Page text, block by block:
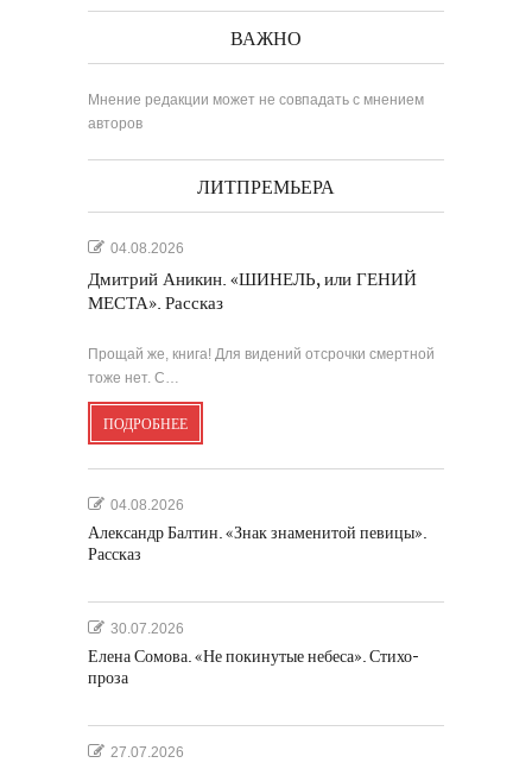
ВАЖНО
Мнение редакции может не совпадать с мнением
авторов
ЛИТПРЕМЬЕРА
04.08.2026
Дмитрий Аникин. «ШИНЕЛЬ, или ГЕНИЙ
МЕСТА». Рассказ
Прощай же, книга! Для видений отсрочки смертной
тоже нет. С…
ПОДРОБНЕЕ
04.08.2026
Александр Балтин. «Знак знаменитой певицы».
Рассказ
30.07.2026
Елена Сомова. «Не покинутые небеса». Стихо-
проза
27.07.2026